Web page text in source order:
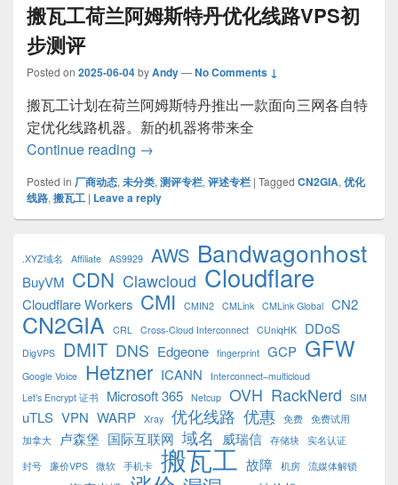
搬瓦工荷兰阿姆斯特丹优化线路VPS初
步测评
Posted on 2025-06-04byAndy—No Comments ↓
搬瓦工计划在荷兰阿姆斯特丹推出一款面向三网各自特
定优化线路机器。新的机器将带来全
Continue reading 搬瓦工荷兰阿姆斯特丹优化线路VPS初
→
Posted in 厂商动态, 未分类, 测评专栏, 评述专栏 | Tagged CN2GIA, 优化
线路, 搬瓦工 | Leave a reply
Sidebar
Area
.XYZ域名 Affiliate AS9929 AWS Bandwagonhost
BuyVM CDN Clawcloud Cloudflare
Cloudflare Workers CMI CMIN2 CMLink CMLink Global CN2
CN2GIA CRL Cross-Cloud Interconnect CUniqHK DDoS
DigVPS DMIT DNS Edgeone fingerprint GCP GFW
Google Voice Hetzner ICANN
Interconnect–multicloud
Let's Encrypt 证书
Microsoft 365 Netcup OVH RackNerd SIM
uTLS VPN WARP Xray 优化线路 优惠 免费 免费试用
加拿大
卢森堡 国际互联网 域名 威瑞信 存储块 实名认证
封号
廉价VPS 微软 手机卡 搬瓦工 故障 机房 流媒体解锁